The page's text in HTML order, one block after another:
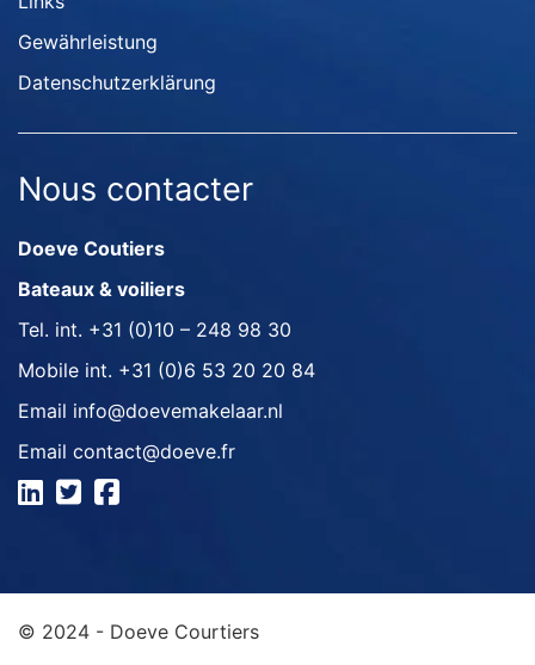
Gewährleistung
Datenschutzerklärung
Nous contacter
Doeve Coutiers
Bateaux & voiliers
Tel. int. +31 (0)10 – 248 98 30
Mobile int. +31 (0)6 53 20 20 84
Email info@doevemakelaar.nl
Email contact@doeve.fr
© 2024 - Doeve Courtiers